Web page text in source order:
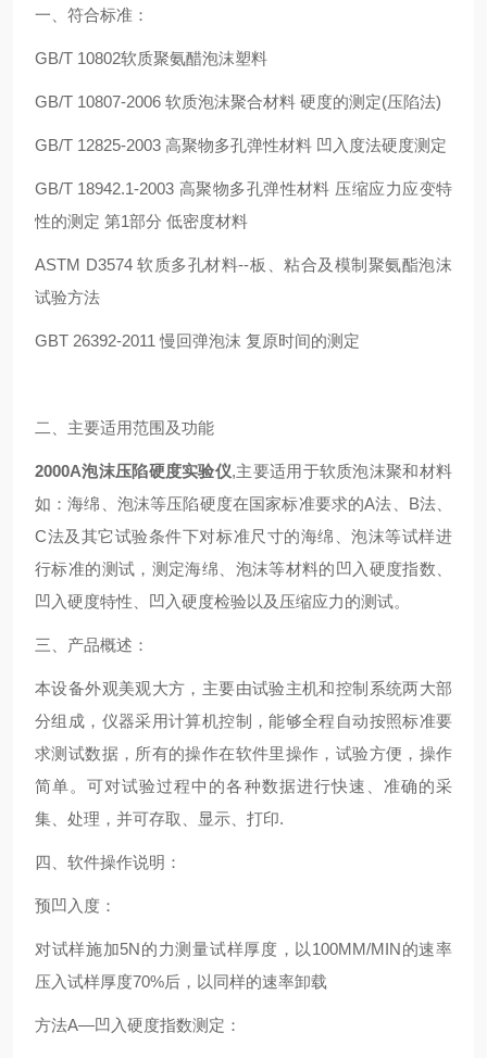
一、符合标准：
GB/T 10802软质聚氨醋泡沫塑料
GB/T 10807-2006 软质泡沫聚合材料 硬度的测定(压陷法)
GB/T 12825-2003 高聚物多孔弹性材料 凹入度法硬度测定
GB/T 18942.1-2003 高聚物多孔弹性材料 压缩应力应变特
性的测定 第1部分 低密度材料
ASTM D3574 软质多孔材料--板、粘合及模制聚氨酯泡沫
试验方法
GBT 26392-2011 慢回弹泡沫 复原时间的测定
二、主要适用范围及功能
2000A泡沫压陷硬度实验仪,主要适用于软质泡沫聚和材料
如：海绵、泡沫等压陷硬度在国家标准要求的A法、B法、
C法及其它试验条件下对标准尺寸的海绵、泡沫等试样进
行标准的测试，测定海绵、泡沫等材料的凹入硬度指数、
凹入硬度特性、凹入硬度检验以及压缩应力的测试。
三、产品概述：
本设备外观美观大方，主要由试验主机和控制系统两大部
分组成，仪器采用计算机控制，能够全程自动按照标准要
求测试数据，所有的操作在软件里操作，试验方便，操作
简单。可对试验过程中的各种数据进行快速、准确的采
集、处理，并可存取、显示、打印.
四、软件操作说明：
预凹入度：
对试样施加5N的力测量试样厚度，以100MM/MIN的速率
压入试样厚度70%后，以同样的速率卸载
方法A—凹入硬度指数测定：